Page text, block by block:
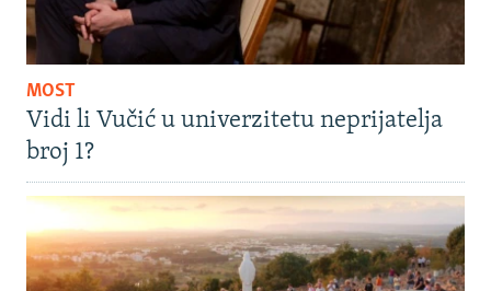
MOST
Vidi li Vučić u univerzitetu neprijatelja
broj 1?